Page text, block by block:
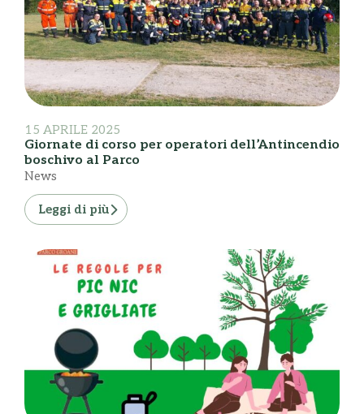
15 APRILE 2025
Giornate di corso per operatori dell’Antincendio
boschivo al Parco
News
Leggi di più